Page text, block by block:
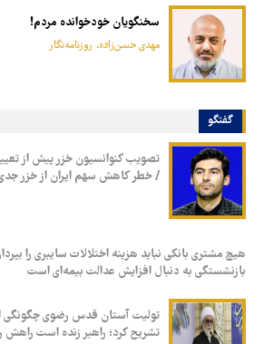
سخنگویان خودخوانده مردم!
مهدی حسن‌زاده، روزنامه‌نگار
گفتگو
تصویب کنوانسیون خزر پیش از
/ خطر کاهش سهم ایران از خزر
هیچ مشتری بانکی نباید هزینه اختلالات سایبری را
بازنشستگی به دنبال افزایش عدالت بیمه‌ای است
تولیت آستان قدس رضوی چگونگی
تشریح کرد؛ راهبر زنده است راهش